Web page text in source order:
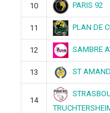
10 PARIS 92
11 PLAN DE
12 SAMBRE
13 ST
14